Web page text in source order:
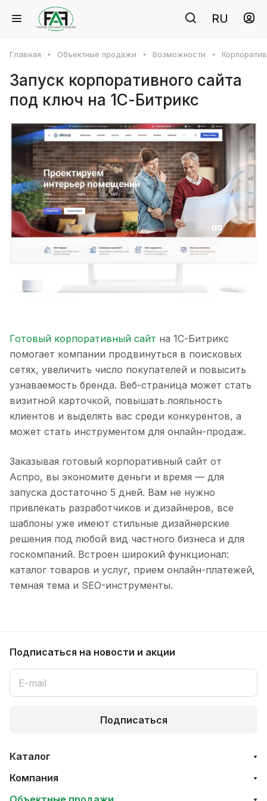
RU
Главная Объектные продажи Возможности
Запуск корпоративного сайта
под ключ на 1С-Битрикс
Готовый корпоративный сайт на 1С-Битрикс
помогает компании продвинуться в поисковых
сетях, увеличить число покупателей и повысить
узнаваемость бренда. Веб-страница может стать
визитной карточкой, повышать лояльность
клиентов и выделять вас среди конкурентов, а
может стать инструментом для онлайн-продаж.
Заказывая готовый корпоративный сайт от
Аспро, вы экономите деньги и время — для
запуска достаточно 5 дней. Вам не нужно
привлекать разработчиков и дизайнеров, все
шаблоны уже имеют стильные дизайнерские
решения под любой вид частного бизнеса и для
госкомпаний. Встроен широкий функционал:
каталог товаров и услуг, прием онлайн-платежей,
темная тема и SEO-инструменты.
Подписаться на новости и акции
Подписаться
Каталог
Компания